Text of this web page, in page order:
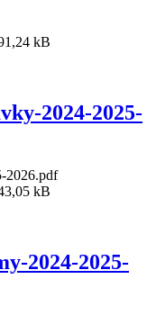
kB
2024-2025-
2026.pdf
kB
2024-2025-